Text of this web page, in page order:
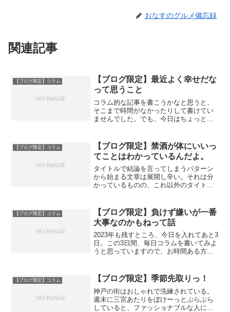
おなすのグルメ備忘録
関連記事
【ブログ限定】コラム
【ブログ限定】最近よく幸せだな
って思うこと
コラム的な記事を書こうかなと思うと、
そこまで時間がなかったりして書けてい
ませんでした。でも、今日はちょっと気
近よく幸せを感じる瞬間に出会います。
もちろん美味しいものを食...
【ブログ限定】コラム
【ブログ限定】禁酒が体にいいっ
てことはわかっているんだよ。
タイトルで結論を言ってしまうパターン
から始まる文章は展開し辛い。それは分
かっているものの、これ以外のタイトル
ぎたからである。この記事を書いている
今日の私も、昨日のお酒が...
【ブログ限定】コラム
【ブログ限定】負けず嫌いが一番
大事なのかもねって話
2023年も残すところ、今日を入れてあと3
日。この3日間、毎日コラムを書いてみよ
うと思っていますので、お時間ある方は
見直すことができた一年だったと思いま
す。それに紆余...
【ブログ限定】コラム 【ブログ限定】季節先取りっ！
神戸の街はおしゃれで洗練されている。
週末に三宮あたりをぼけーっとぶらぶら
していると、ファッショナブルな人によ